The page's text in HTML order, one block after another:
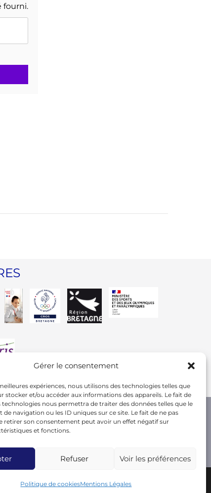
Gérer le consentement
expériences, nous utilisons des technologies telles que
stocker et/ou accéder aux informations des appareils. Le fait de
technologies nous permettra de traiter des données telles que le
navigation ou les ID uniques sur ce site. Le fait de ne pas
retirer son consentement peut avoir un effet négatif sur
et fonctions.
Refuser Voir les préférences
Politique de cookiesMentions Légales
fourni.